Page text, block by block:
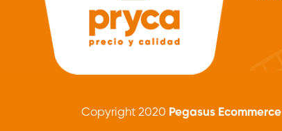
Copyright 2020 Pegasus Ecommerce